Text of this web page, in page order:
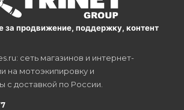
за продвижение, поддержку, контент
сеть магазинов и интернет-
на мотоэкипировку и
с доставкой по России.